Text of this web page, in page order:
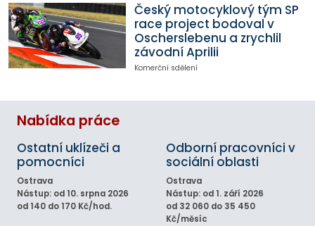
Český motocyklový tým SP
race project bodoval v
Oscherslebenu a zrychlil
závodní Aprilii
Komerční sdělení
Nabídka práce
Ostatní uklízeči a
pomocníci
Ostrava
Nástup: od 10. srpna 2026
od 140 do 170 Kč/hod.
Odborní pracovníci v
sociální oblasti
Ostrava
Nástup: od 1. září 2026
od 32 060 do 35 450
Kč/měsíc